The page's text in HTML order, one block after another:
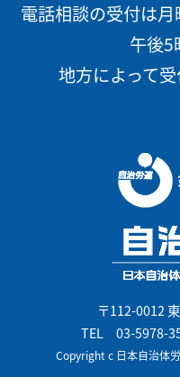
電話相談の受付は
午後5
地方によって受
〒112-0012
TEL 03-5978-
Copyright c 日本自治体